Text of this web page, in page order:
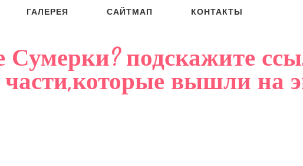
ГАЛЕРЕЯ САЙТМАП КОНТАКТЫ
подскажите
вышли на